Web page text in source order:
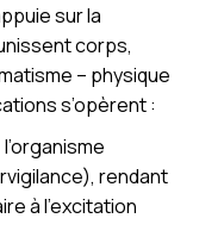
sur la
corps,
– physique
s’opèrent :
l’organisme
rendant
à l’excitation